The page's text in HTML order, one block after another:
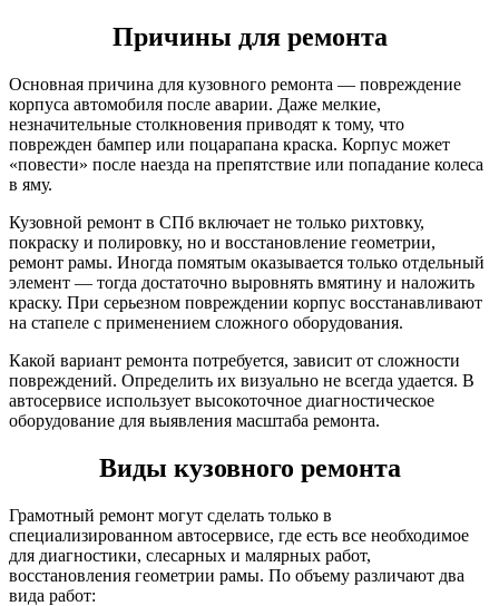
Причины для ремонта
Основная причина для кузовного ремонта — повреждение
корпуса автомобиля после аварии. Даже мелкие,
незначительные столкновения приводят к тому, что
поврежден бампер или поцарапана краска. Корпус может
«повести» после наезда на препятствие или попадание колеса
в яму.
Кузовной ремонт в СПб включает не только рихтовку,
покраску и полировку, но и восстановление геометрии,
ремонт рамы. Иногда помятым оказывается только отдельный
элемент — тогда достаточно выровнять вмятину и наложить
краску. При серьезном повреждении корпус восстанавливают
на стапеле с применением сложного оборудования.
Какой вариант ремонта потребуется, зависит от сложности
повреждений. Определить их визуально не всегда удается. В
автосервисе использует высокоточное диагностическое
оборудование для выявления масштаба ремонта.
Виды кузовного ремонта
Грамотный ремонт могут сделать только в
специализированном автосервисе, где есть все необходимое
для диагностики, слесарных и малярных работ,
восстановления геометрии рамы. По объему различают два
вида работ: